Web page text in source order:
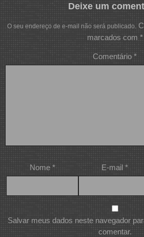
Deixe um
O seu endereço de e-mail não será publicado.
marcados com *
Comentário *
Nome * E-mail *
Salvar meus dados neste navegador
comentar.